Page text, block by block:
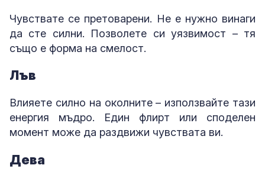
Чувствате се претоварени. Не е нужно винаги
да сте силни. Позволете си уязвимост – тя
също е форма на смелост.
Лъв
Влияете силно на околните – използвайте тази
енергия мъдро. Един флирт или споделен
момент може да раздвижи чувствата ви.
Дева